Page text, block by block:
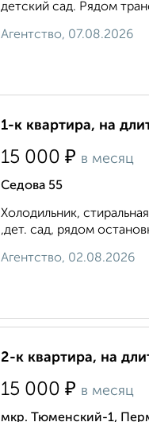
детский сад. Рядом
Агентство, 07.08.2026
1-к квартира, на
15 000 ₽ в месяц
Седова 55
Холодильник,
,дет. сад, рядом
Агентство, 02.08.2026
2-к квартира, на
15 000 ₽ в месяц
мкр. Тюменский-1,